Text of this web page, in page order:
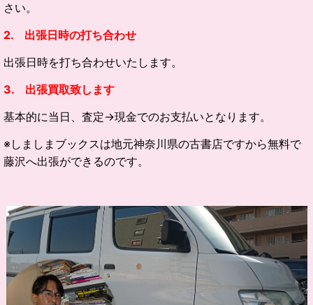
さい。
2. 出張日時の打ち合わせ
出張日時を打ち合わせいたします。
3. 出張買取致します
基本的に当日、査定→現金でのお支払いとなります。
※しましまブックスは地元神奈川県の古書店ですから無料で
藤沢へ出張ができるのです。